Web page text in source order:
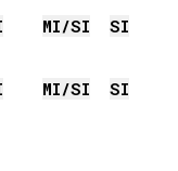
MI/SI SI
MI/SI SI